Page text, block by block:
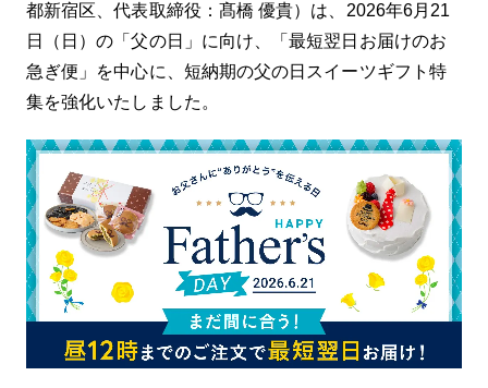
す 乳・卵・小麦を使用せずに仕上げているた
め、 食物アレルギーをお持ちの方でも 安心
大切な記念日を 【このケーキが生まれた理
由】 はじめまして、「アレルギーケーキあん
い頃に乳卵ナッツ類の食物アレルギーがあ
経験があります。 まわりの子たちが当たり前
のように食べているケーキを、 自分だけ我慢
しなければいけない。 その寂しさや悔しさ
は、今でも忘れることができません。 だから
こそ私は、 「同じ想いをする子をひとりでも
減らしたい」 「アレルギーがあっても普通の
ケーキと遜色ないレベルで提供したい」 そう
思い、このお店を始めました。 何度も何度も
都新宿区、代表取締役：髙橋 優貴）は、2026年6月21
日（日）の「父の日」に向け、「最短翌日お届けのお
急ぎ便」を中心に、短納期の父の日スイーツギフト特
集を強化いたしました。